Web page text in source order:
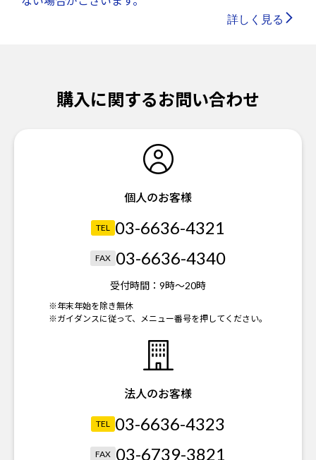
詳しく見る
購入に関するお問い合わせ
個人のお客様
TEL 03-6636-4321
FAX 03-6636-4340
受付時間： 9時～20時
※年末年始を除き無休
※ガイダンスに従って、メニュー番号を押してください。
法人のお客様
TEL 03-6636-4323
FAX 03-6739-3821